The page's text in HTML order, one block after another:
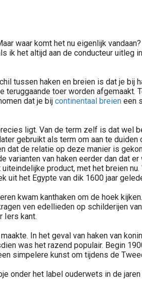
waar komt het nu eigenlijk
ik het altijd aan de conducteur uitleg
tussen haken en breien is dat je bij
toer worden afgemaakt.
dat je bij continentaal breien een
ligt. Van de term zelf is dat wel
gebruikt als term om aan te
dat de relatie op deze manier is
van haken eerder dan dat er
product, met het breien
uit het Egypte van dik 1600 jaar
kwam kanthaken om de hoek
ven edellieden op schilderijen
Iers kant.
In het geval van haken van
was het razend populair. Begin
simpelere kunst om tijdens de
onder het label ouderwets in de